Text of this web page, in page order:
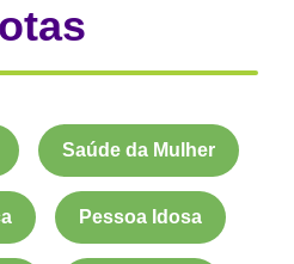
Saúde da Mulher
Pessoa Idosa